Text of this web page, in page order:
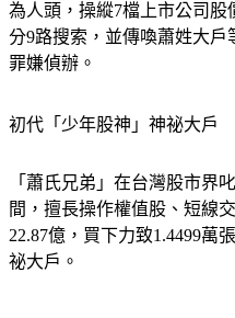
分9路搜索，並傳喚蕭姓大戶
罪嫌偵辦。
間，擅長操作權值股、短線
22.87億，買下力致1.4499萬
祕大戶。